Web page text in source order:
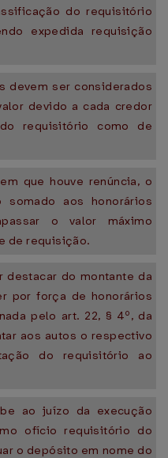
do requisitório
expedida requisição
devem ser considerados
devido a cada credor
requisitório como de
que houve renúncia, o
aos honorários
o valor máximo
de requisição.
destacar do montante da
por força de honorários
pelo art. 22, § 4º, da
aos autos o respectivo
do requisitório ao
ao juízo da execução
ofício requisitório do
o depósito em nome do